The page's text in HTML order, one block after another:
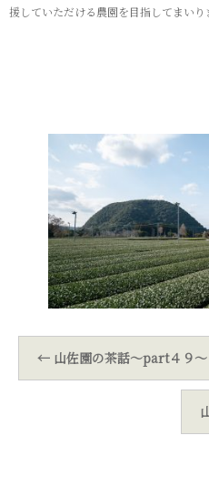
援していただける農園を目指してまいり
← 山佐園の茶話～part４９～